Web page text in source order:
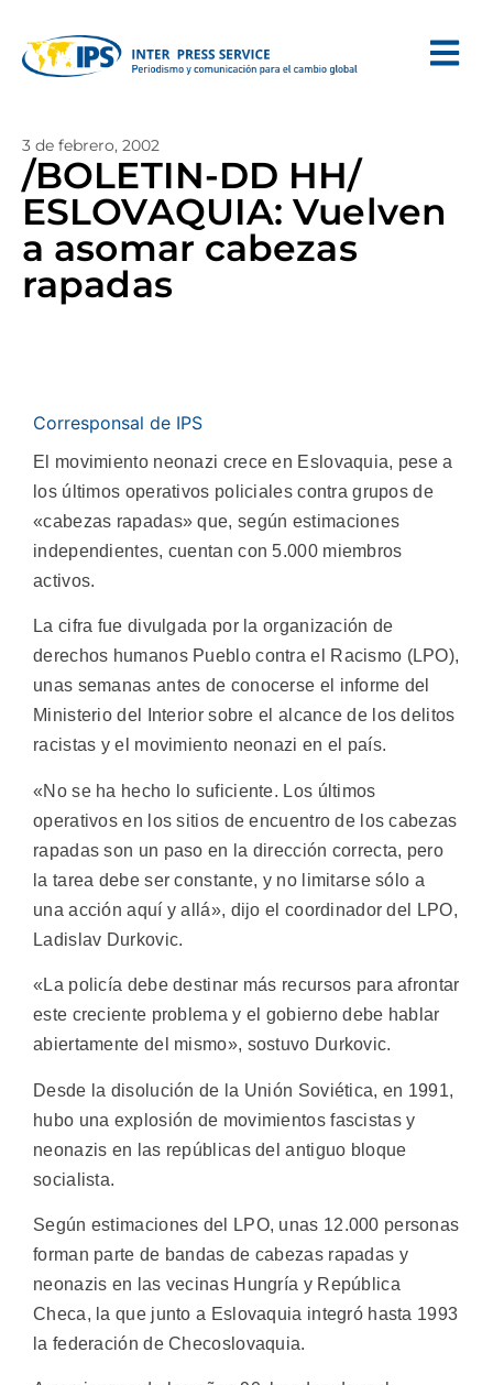
3 de febrero, 2002
/BOLETIN-DD HH/
ESLOVAQUIA: Vuelven
a asomar cabezas
rapadas
Corresponsal de IPS
El movimiento neonazi crece en Eslovaquia, pese a
los últimos operativos policiales contra grupos de
«cabezas rapadas» que, según estimaciones
independientes, cuentan con 5.000 miembros
activos.
La cifra fue divulgada por la organización de
derechos humanos Pueblo contra el Racismo (LPO),
unas semanas antes de conocerse el informe del
Ministerio del Interior sobre el alcance de los delitos
racistas y el movimiento neonazi en el país.
«No se ha hecho lo suficiente. Los últimos
operativos en los sitios de encuentro de los cabezas
rapadas son un paso en la dirección correcta, pero
la tarea debe ser constante, y no limitarse sólo a
una acción aquí y allá», dijo el coordinador del LPO,
Ladislav Durkovic.
«La policía debe destinar más recursos para afrontar
este creciente problema y el gobierno debe hablar
abiertamente del mismo», sostuvo Durkovic.
Desde la disolución de la Unión Soviética, en 1991,
hubo una explosión de movimientos fascistas y
neonazis en las repúblicas del antiguo bloque
socialista.
Según estimaciones del LPO, unas 12.000 personas
forman parte de bandas de cabezas rapadas y
neonazis en las vecinas Hungría y República
Checa, la que junto a Eslovaquia integró hasta 1993
la federación de Checoslovaquia.